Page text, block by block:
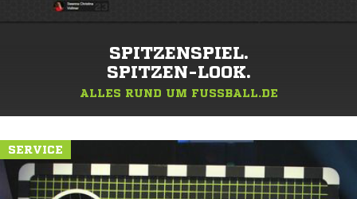
SPITZENSPIEL.
SPITZEN-LOOK.
ALLES RUND UM FUSSBALL.DE
SERVICE